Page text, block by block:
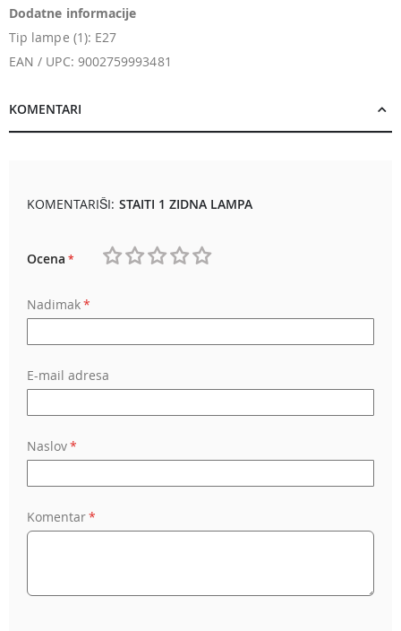
Dodatne informacije
Tip lampe (1): E27
EAN / UPC: 9002759993481
KOMENTARI
KOMENTARIŠI: STAITI 1 ZIDNA LAMPA
Ocena
Nadimak
E-mail adresa
Naslov
Komentar